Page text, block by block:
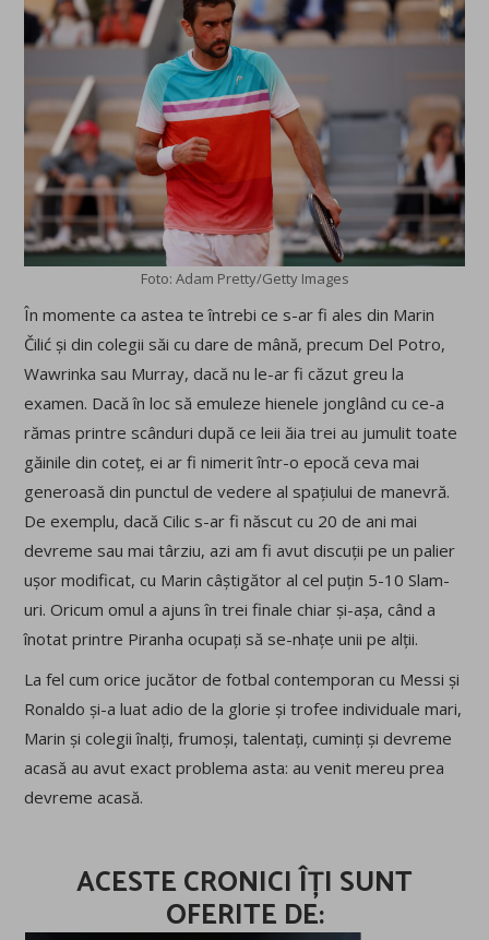
Foto: Adam Pretty/Getty Images
În momente ca astea te întrebi ce s-ar fi ales din Marin
Čilić și din colegii săi cu dare de mână, precum Del Potro,
Wawrinka sau Murray, dacă nu le-ar fi căzut greu la
examen. Dacă în loc să emuleze hienele jonglând cu ce-a
rămas printre scânduri după ce leii ăia trei au jumulit toate
găinile din coteț, ei ar fi nimerit într-o epocă ceva mai
generoasă din punctul de vedere al spațiului de manevră.
De exemplu, dacă Cilic s-ar fi născut cu 20 de ani mai
devreme sau mai târziu, azi am fi avut discuții pe un palier
ușor modificat, cu Marin câștigător al cel puțin 5-10 Slam-
uri. Oricum omul a ajuns în trei finale chiar și-așa, când a
înotat printre Piranha ocupați să se-nhațe unii pe alții.
La fel cum orice jucător de fotbal contemporan cu Messi și
Ronaldo și-a luat adio de la glorie și trofee individuale mari,
Marin și colegii înalți, frumoși, talentați, cuminți și devreme
acasă au avut exact problema asta: au venit mereu prea
devreme acasă.
ACESTE CRONICI ÎȚI SUNT
OFERITE DE: